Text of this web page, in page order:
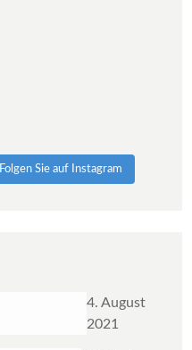
Folgen Sie auf Instagram
4. August
2021